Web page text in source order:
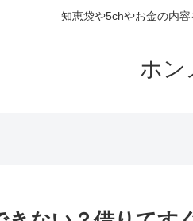
知恵袋や5chやお金の内容
ホン